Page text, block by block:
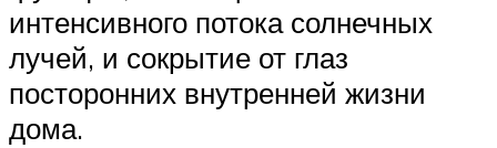
интенсивного потока солнечных
лучей, и сокрытие от глаз
посторонних внутренней жизни
дома.